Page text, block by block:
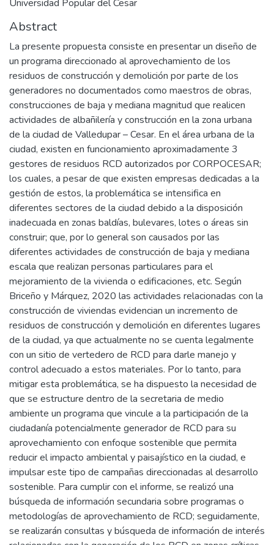
Universidad Popular del Cesar
Abstract
La presente propuesta consiste en presentar un diseño de
un programa direccionado al aprovechamiento de los
residuos de construcción y demolición por parte de los
generadores no documentados como maestros de obras,
construcciones de baja y mediana magnitud que realicen
actividades de albañilería y construcción en la zona urbana
de la ciudad de Valledupar – Cesar. En el área urbana de la
ciudad, existen en funcionamiento aproximadamente 3
gestores de residuos RCD autorizados por CORPOCESAR;
los cuales, a pesar de que existen empresas dedicadas a la
gestión de estos, la problemática se intensifica en
diferentes sectores de la ciudad debido a la disposición
inadecuada en zonas baldías, bulevares, lotes o áreas sin
construir; que, por lo general son causados por las
diferentes actividades de construcción de baja y mediana
escala que realizan personas particulares para el
mejoramiento de la vivienda o edificaciones, etc. Según
Briceño y Márquez, 2020 las actividades relacionadas con la
construcción de viviendas evidencian un incremento de
residuos de construcción y demolición en diferentes lugares
de la ciudad, ya que actualmente no se cuenta legalmente
con un sitio de vertedero de RCD para darle manejo y
control adecuado a estos materiales. Por lo tanto, para
mitigar esta problemática, se ha dispuesto la necesidad de
que se estructure dentro de la secretaria de medio
ambiente un programa que vincule a la participación de la
ciudadanía potencialmente generador de RCD para su
aprovechamiento con enfoque sostenible que permita
reducir el impacto ambiental y paisajístico en la ciudad, e
impulsar este tipo de campañas direccionadas al desarrollo
sostenible. Para cumplir con el informe, se realizó una
búsqueda de información secundaria sobre programas o
metodologías de aprovechamiento de RCD; seguidamente,
se realizarán consultas y búsqueda de información de interés